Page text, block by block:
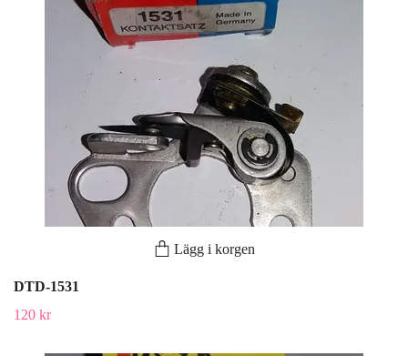
Lägg i korgen
DTD-1531
120 kr